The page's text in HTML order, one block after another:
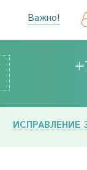
Важно!
ИСПРАВЛЕНИЕ